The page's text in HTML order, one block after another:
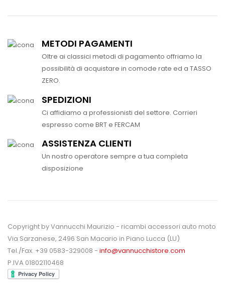
METODI PAGAMENTI
Oltre ai classici metodi di pagamento offriamo la
possibilità di acquistare in comode rate ed a TASSO
ZERO.
SPEDIZIONI
Ci affidiamo a professionisti del settore. Corrieri
espresso come BRT e FERCAM
ASSISTENZA CLIENTI
Un nostro operatore sempre a tua completa
disposizione
Copyright by Vannucchi Maurizio - ricambi accessori auto moto
Via Sarzanese, 2496 San Macario in Piano Lucca (LU)
Tel./Fax. +39 0583-329008 - info@vannucchistore.com
P.IVA 01802110468